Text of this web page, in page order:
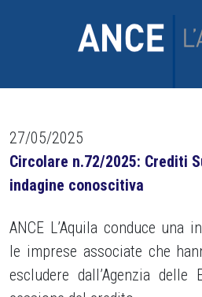
27/05/2025
Circolare n.72/2025: Crediti
indagine conoscitiva
ANCE L’Aquila conduce una
le imprese associate che
escludere dall’Agenzia